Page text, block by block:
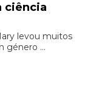
ciência
levou muitos
género ...